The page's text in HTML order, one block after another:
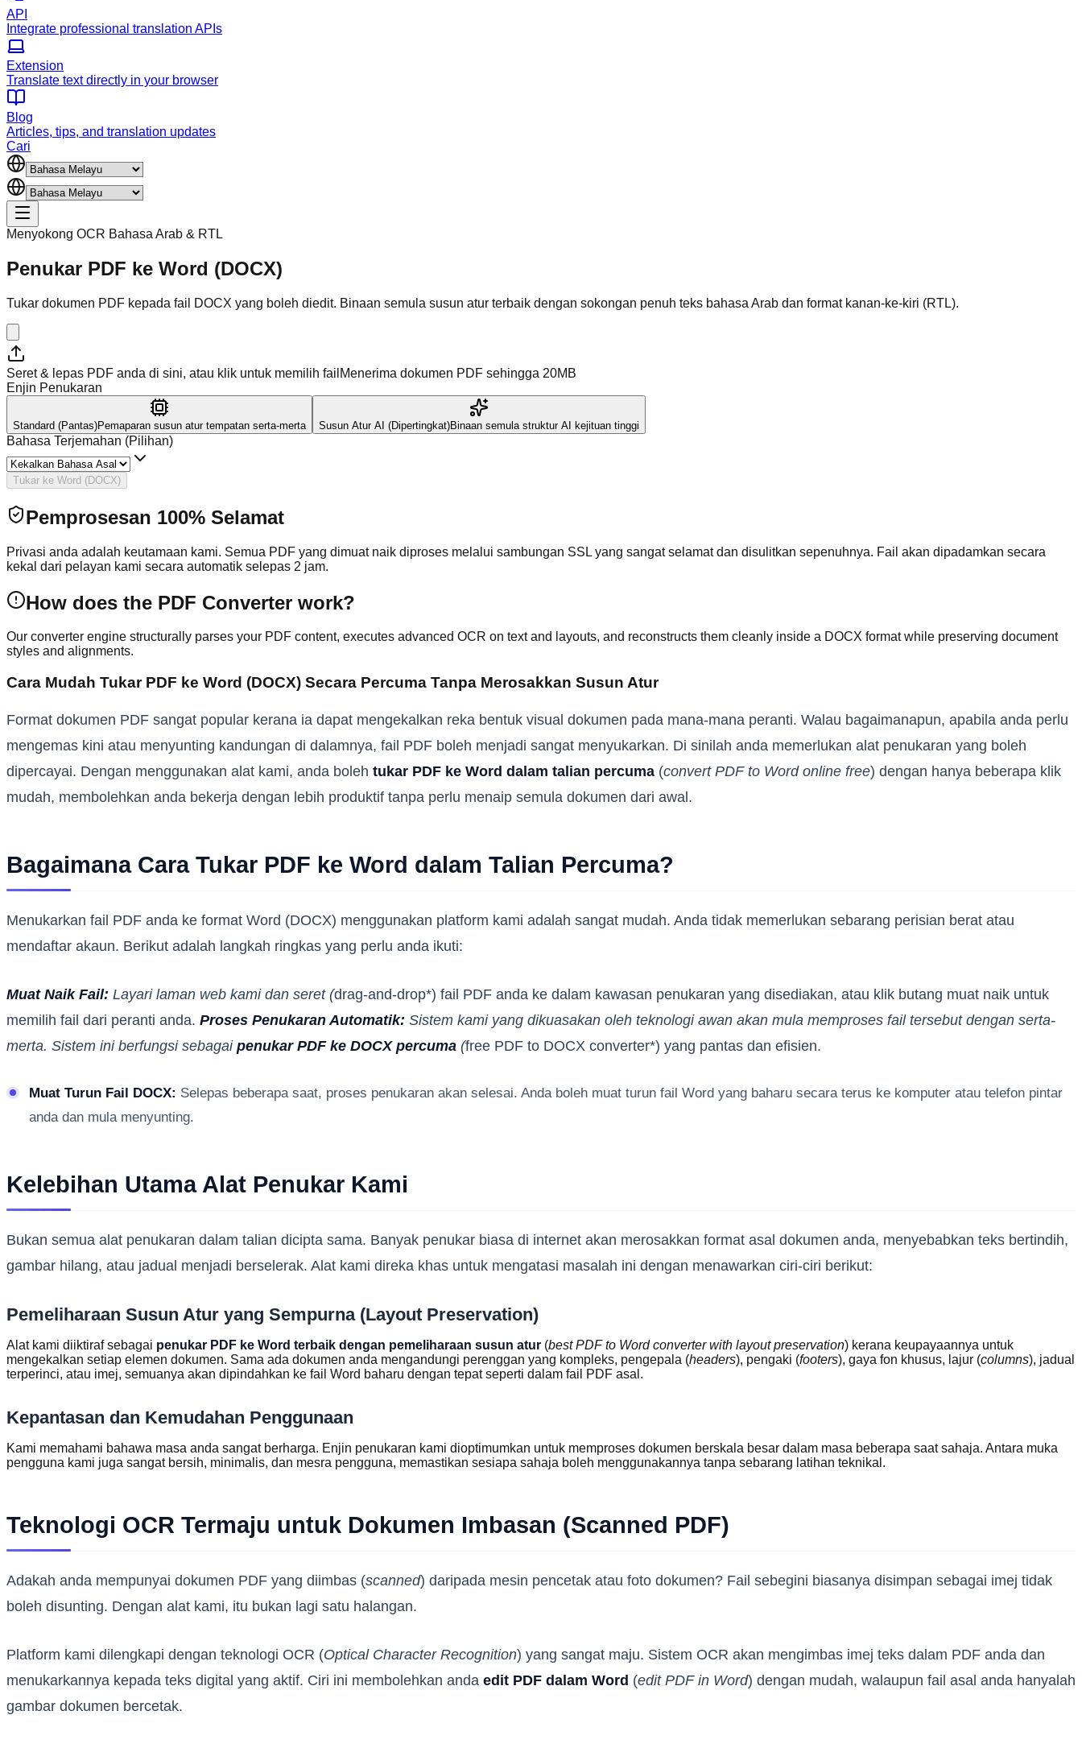
API
Integrate professional translation APIs
Extension
Translate text directly in your browser
Blog
Articles, tips, and translation updates
Cari
Menyokong OCR Bahasa Arab & RTL
Penukar PDF ke Word (DOCX)
Tukar dokumen PDF kepada fail DOCX yang boleh diedit. Binaan semula susun atur terbaik dengan sokongan penuh teks bahasa Arab dan format kanan-ke-kiri (RTL).
Seret & lepas PDF anda di sini, atau klik untuk memilih fail Menerima dokumen PDF sehingga 20MB
Enjin Penukaran
Standard (Pantas)Pemaparan susun atur tempatan serta-merta Susun Atur AI (Dipertingkat)Binaan semula struktur AI kejituan tinggi
Bahasa Terjemahan (Pilihan)
Tukar ke Word (DOCX)
Pemprosesan 100% Selamat
Privasi anda adalah keutamaan kami. Semua PDF yang dimuat naik diproses melalui sambungan SSL yang sangat selamat dan disulitkan sepenuhnya. Fail akan dipadamkan secara
kekal dari pelayan kami secara automatik selepas 2 jam.
How does the PDF Converter work?
Our converter engine structurally parses your PDF content, executes advanced OCR on text and layouts, and reconstructs them cleanly inside a DOCX format while preserving document
styles and alignments.
Cara Mudah Tukar PDF ke Word (DOCX) Secara Percuma Tanpa Merosakkan Susun Atur
Format dokumen PDF sangat popular kerana ia dapat mengekalkan reka bentuk visual dokumen pada mana-mana peranti. Walau bagaimanapun, apabila anda perlu
mengemas kini atau menyunting kandungan di dalamnya, fail PDF boleh menjadi sangat menyukarkan. Di sinilah anda memerlukan alat penukaran yang boleh
dipercayai. Dengan menggunakan alat kami, anda boleh tukar PDF ke Word dalam talian percuma (convert PDF to Word online free) dengan hanya beberapa klik
mudah, membolehkan anda bekerja dengan lebih produktif tanpa perlu menaip semula dokumen dari awal.
Bagaimana Cara Tukar PDF ke Word dalam Talian Percuma?
Menukarkan fail PDF anda ke format Word (DOCX) menggunakan platform kami adalah sangat mudah. Anda tidak memerlukan sebarang perisian berat atau
mendaftar akaun. Berikut adalah langkah ringkas yang perlu anda ikuti:
Muat Naik Fail: Layari laman web kami dan seret (drag-and-drop*) fail PDF anda ke dalam kawasan penukaran yang disediakan, atau klik butang muat naik untuk
memilih fail dari peranti anda. Proses Penukaran Automatik: Sistem kami yang dikuasakan oleh teknologi awan akan mula memproses fail tersebut dengan serta-
merta. Sistem ini berfungsi sebagai penukar PDF ke DOCX percuma (free PDF to DOCX converter*) yang pantas dan efisien.
Muat Turun Fail DOCX: Selepas beberapa saat, proses penukaran akan selesai. Anda boleh muat turun fail Word yang baharu secara terus ke komputer atau telefon pintar
anda dan mula menyunting.
Kelebihan Utama Alat Penukar Kami
Bukan semua alat penukaran dalam talian dicipta sama. Banyak penukar biasa di internet akan merosakkan format asal dokumen anda, menyebabkan teks bertindih,
gambar hilang, atau jadual menjadi berselerak. Alat kami direka khas untuk mengatasi masalah ini dengan menawarkan ciri-ciri berikut:
Pemeliharaan Susun Atur yang Sempurna (Layout Preservation)
Alat kami diiktiraf sebagai penukar PDF ke Word terbaik dengan pemeliharaan susun atur (best PDF to Word converter with layout preservation) kerana keupayaannya untuk
mengekalkan setiap elemen dokumen. Sama ada dokumen anda mengandungi perenggan yang kompleks, pengepala (headers), pengaki (footers), gaya fon khusus, lajur (columns), jadual
terperinci, atau imej, semuanya akan dipindahkan ke fail Word baharu dengan tepat seperti dalam fail PDF asal.
Kepantasan dan Kemudahan Penggunaan
Kami memahami bahawa masa anda sangat berharga. Enjin penukaran kami dioptimumkan untuk memproses dokumen berskala besar dalam masa beberapa saat sahaja. Antara muka
pengguna kami juga sangat bersih, minimalis, dan mesra pengguna, memastikan sesiapa sahaja boleh menggunakannya tanpa sebarang latihan teknikal.
Teknologi OCR Termaju untuk Dokumen Imbasan (Scanned PDF)
Adakah anda mempunyai dokumen PDF yang diimbas (scanned) daripada mesin pencetak atau foto dokumen? Fail sebegini biasanya disimpan sebagai imej tidak
boleh disunting. Dengan alat kami, itu bukan lagi satu halangan.
Platform kami dilengkapi dengan teknologi OCR (Optical Character Recognition) yang sangat maju. Sistem OCR akan mengimbas imej teks dalam PDF anda dan
menukarkannya kepada teks digital yang aktif. Ciri ini membolehkan anda edit PDF dalam Word (edit PDF in Word) dengan mudah, walaupun fail asal anda hanyalah
gambar dokumen bercetak.